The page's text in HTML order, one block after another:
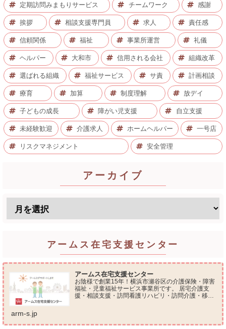
定期訪問みまもりサービス チームワーク 感謝
挨拶 相談支援専門員 求人 責任感
信頼関係 福祉 事業所運営 礼儀
ヘルパー 大和市 信用される会社 組織改革
選ばれる組織 福祉サービス サ責 計画相談
療育 加算 制度理解 放デイ
子どもの成長 障がい児支援 自立支援
未経験歓迎 介護求人 ホームヘルパー 一号店
リスクマネジメント 安全管理
アーカイブ
アームス在宅支援センター
アームス在宅支援センター
お陰様で創業15年！横浜市瀬谷区の介護保険・障害
福祉・児童福祉サービス事業所です。 居宅介護支
援・相談支援・訪問看護リハビリ・訪問介護・移動
arm-s.jp